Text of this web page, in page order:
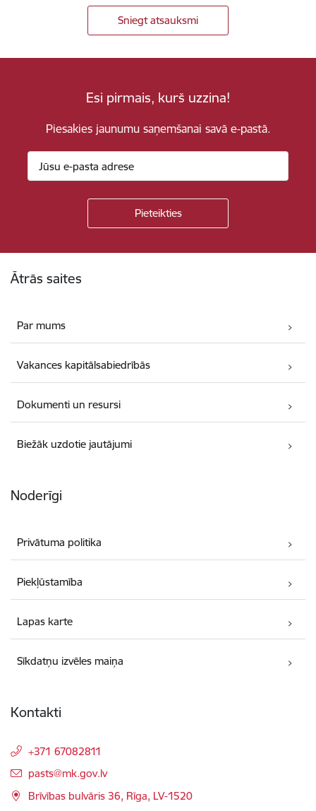
Sniegt atsauksmi
Esi pirmais, kurš uzzina!
Piesakies jaunumu saņemšanai savā e-pastā.
Ātrās saites
Par mums
Vakances kapitālsabiedrībās
Dokumenti un resursi
Biežāk uzdotie jautājumi
Noderīgi
Privātuma politika
Piekļūstamība
Lapas karte
Sīkdatņu izvēles maiņa
Kontakti
+371 67082811
E-pasts:
pasts@mk.gov.lv
Brīvības bulvāris 36, Rīga, LV-1520